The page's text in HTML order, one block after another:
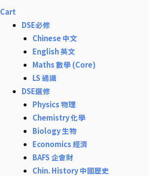
Cart
DSE必修
Chinese 中文
English 英文
Maths 數學 (Core)
LS 通識
DSE選修
Physics 物理
Chemistry 化學
Biology 生物
Economics 經濟
BAFS 企會財
Chin. History 中國歷史